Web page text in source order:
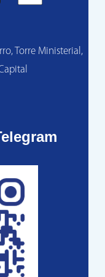
Torre Ministerial,